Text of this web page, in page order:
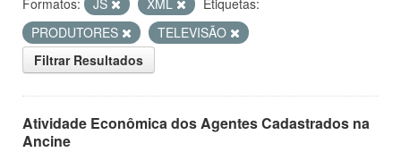
Formatos: JS XML
Etiquetas:
PRODUTORES
TELEVISÃO
Filtrar Resultados
Atividade Econômica dos Agentes Cadastrados na
Ancine